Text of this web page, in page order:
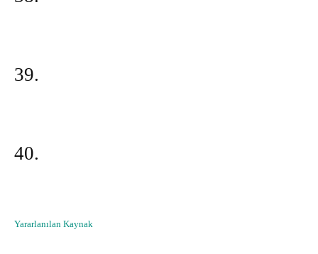
39.
40.
Yararlanılan Kaynak